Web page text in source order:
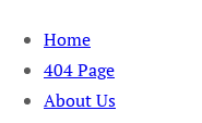
Skip
content
Home
404 Page
About Us